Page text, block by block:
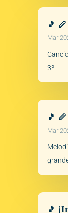
🎵
Mar
3º
🎵
Mar
🎵